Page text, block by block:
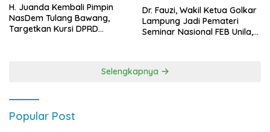
H. Juanda Kembali Pimpin
NasDem Tulang Bawang,
Targetkan Kursi DPRD
Dr. Fauzi, Wakil Ketua Golkar
Lampung Jadi Pemateri
Seminar Nasional FEB Unila,
Selengkapnya
Popular Post